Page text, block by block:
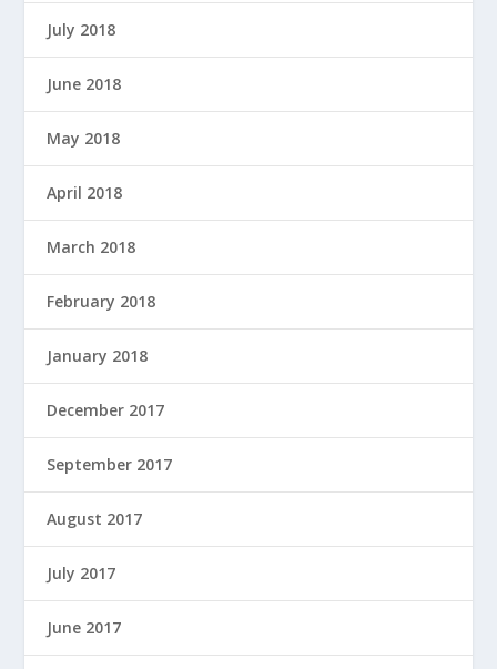
July 2018
June 2018
May 2018
April 2018
March 2018
February 2018
January 2018
December 2017
September 2017
August 2017
July 2017
June 2017